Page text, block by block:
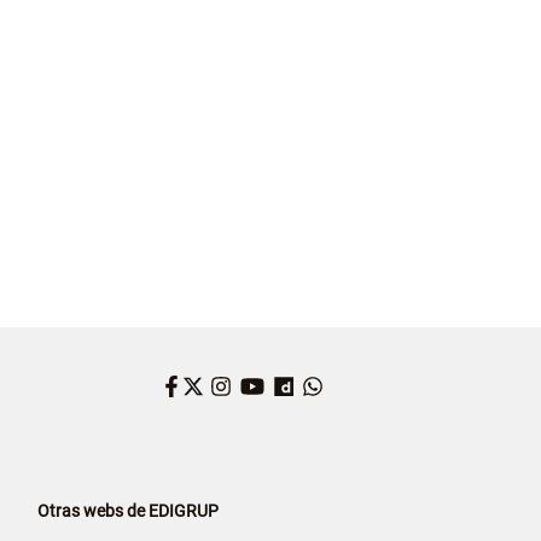
Facebook
Twitter
Instagram
YouTube
Dailymotion
Otras webs de EDIGRUP